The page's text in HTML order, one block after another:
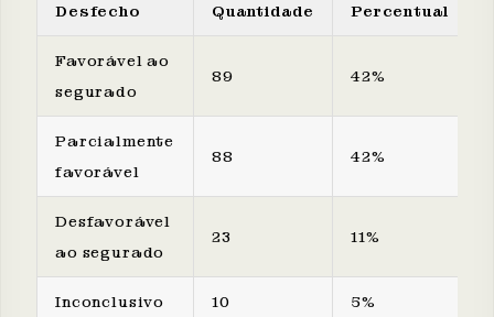
Desfecho Quantidade Percentual
Favorável ao
segurado
89 42%
Parcialmente
favorável
88 42%
Desfavorável
ao segurado
23 11%
Inconclusivo 10 5%